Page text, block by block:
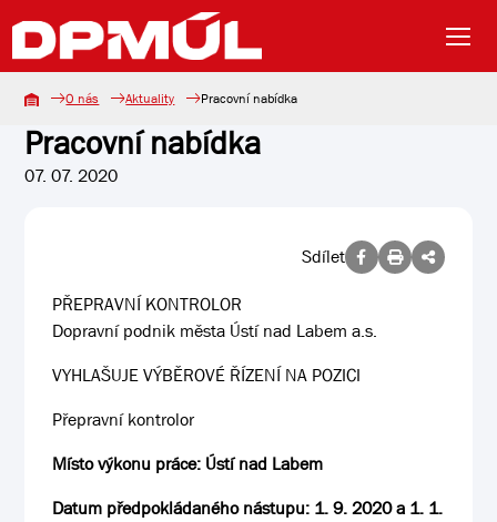
O nás Aktuality Pracovní nabídka
Pracovní nabídka
07. 07. 2020
Sdílet
PŘEPRAVNÍ KONTROLOR
Dopravní podnik města Ústí nad Labem a.s.
VYHLAŠUJE VÝBĚROVÉ ŘÍZENÍ NA POZICI
Přepravní kontrolor
Místo výkonu práce: Ústí nad Labem
Datum předpokládaného nástupu: 1. 9. 2020 a 1. 1.